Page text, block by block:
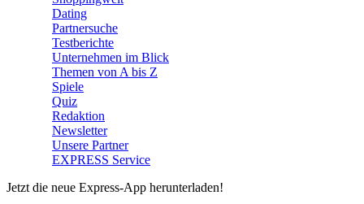
Dating
Partnersuche
Testberichte
Unternehmen im Blick
Themen von A bis Z
Spiele
Quiz
Redaktion
Newsletter
Unsere Partner
EXPRESS Service
Jetzt die neue Express-App herunterladen!